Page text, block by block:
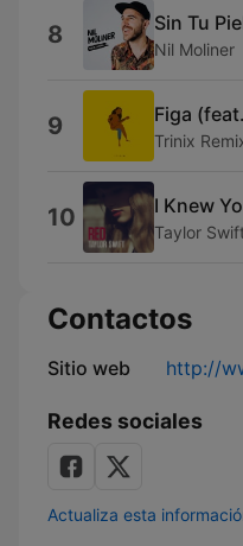
8 Sin Tu
Nil Moliner
9 Figa
Trinix
10 I Knew
Taylor Swift
Contactos
Sitio web http://
Redes sociales
Actualiza esta